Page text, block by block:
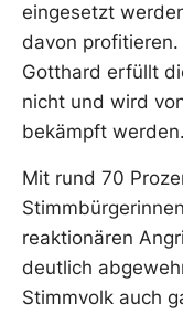
eingesetzt
davon
Gotthard erfüllt
nicht und wird
bekämpft werden.
Mit rund 70
reaktionären
deutlich
Stimmvolk auch